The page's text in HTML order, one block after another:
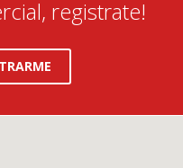
registrate!